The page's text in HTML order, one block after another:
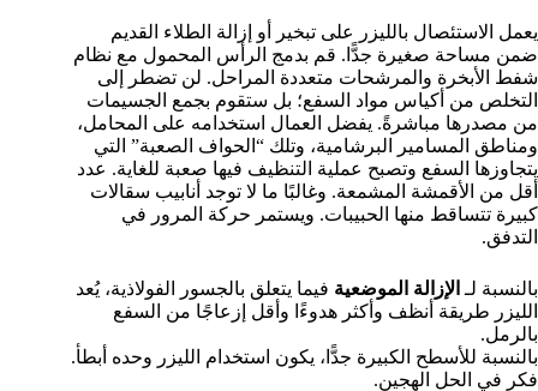
يعمل الاستئصال بالليزر على تبخير أو إزالة الطلاء القديم
ضمن مساحة صغيرة جدًّا. قم بدمج الرأس المحمول مع نظام
شفط الأبخرة والمرشحات متعددة المراحل. لن تضطر إلى
التخلص من أكياس مواد السفع؛ بل ستقوم بجمع الجسيمات
من مصدرها مباشرةً. يفضل العمال استخدامه على المحامل،
ومناطق المسامير البرشامية، وتلك “الحواف الصعبة” التي
يتجاوزها السفع وتصبح عملية التنظيف فيها صعبة للغاية. عدد
أقل من الأقمشة المشمعة. وغالبًا ما لا توجد أنابيب سقالات
كبيرة تتساقط منها الحبيبات. ويستمر حركة المرور في
التدفق.
بالنسبة لـ الإزالة الموضعية فيما يتعلق بالجسور الفولاذية، يُعد
الليزر طريقة أنظف وأكثر هدوءًا وأقل إزعاجًا من السفع
بالرمل.
بالنسبة للأسطح الكبيرة جدًّا، يكون استخدام الليزر وحده أبطأ.
فكر في الحل الهجين.